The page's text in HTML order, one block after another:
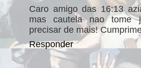
Caro amigo das 16:13
mas cautela nao tome
precisar de mais!
Responder